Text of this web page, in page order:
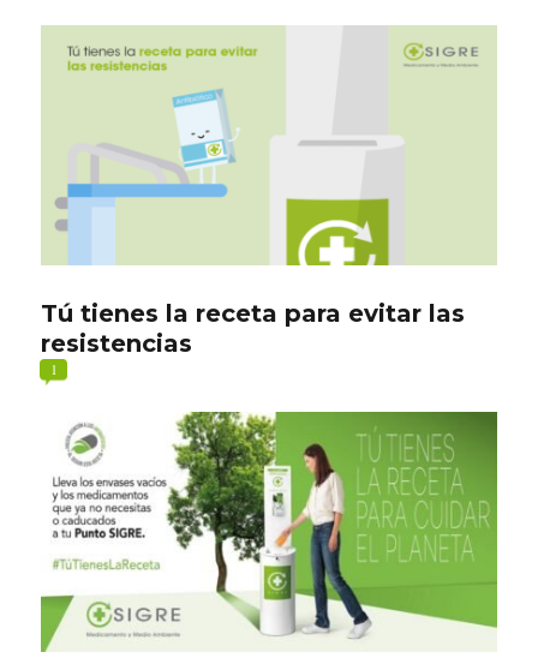
Tú tienes la receta para evitar las
resistencias
1